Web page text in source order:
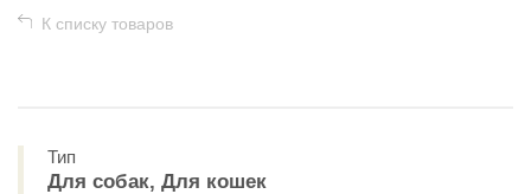
К списку товаров
Тип
Для собак, Для кошек